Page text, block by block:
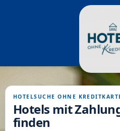
HOTELSUCHE OHNE
Hotels mit
finden